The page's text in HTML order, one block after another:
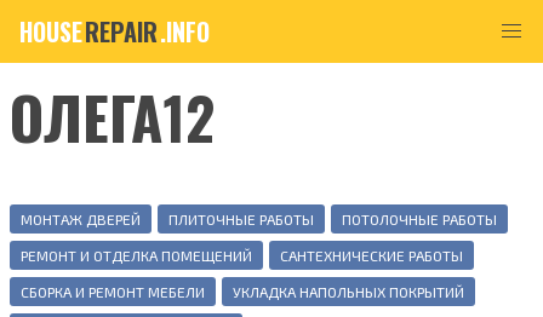
HOUSEREPAIR.INFO
ОЛЕГА12
МОНТАЖ ДВЕРЕЙ ПЛИТОЧНЫЕ РАБОТЫ ПОТОЛОЧНЫЕ РАБОТЫ
РЕМОНТ И ОТДЕЛКА ПОМЕЩЕНИЙ САНТЕХНИЧЕСКИЕ РАБОТЫ
СБОРКА И РЕМОНТ МЕБЕЛИ УКЛАДКА НАПОЛЬНЫХ ПОКРЫТИЙ